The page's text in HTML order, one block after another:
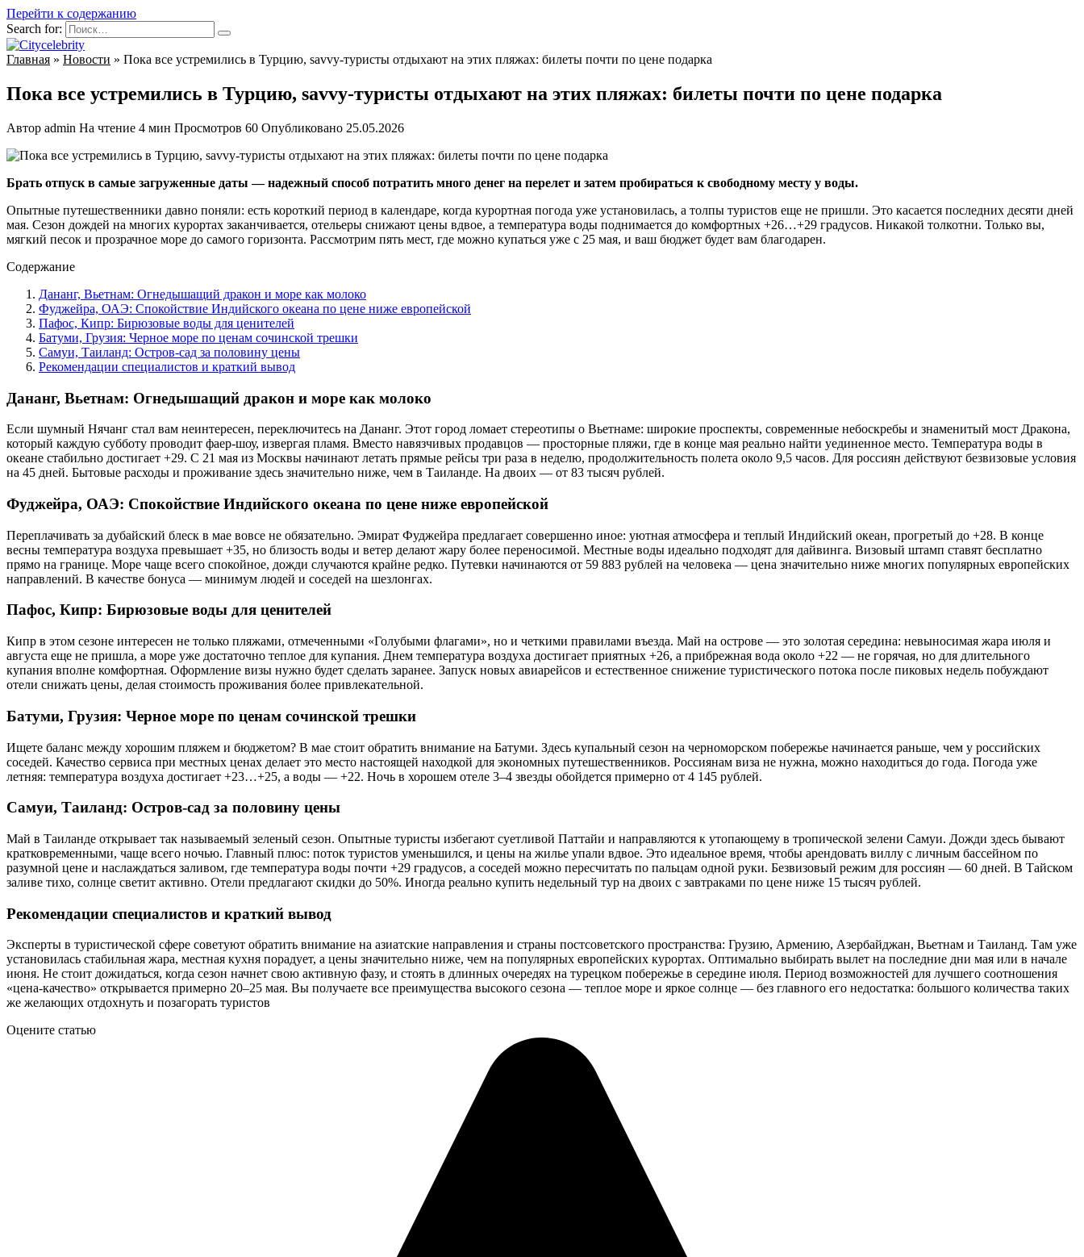
Перейти к содержанию
Search for:
Главная » Новости » Пока все устремились в Турцию, savvy-туристы отдыхают на этих пляжах: билеты почти по цене подарка
Пока все устремились в Турцию, savvy-туристы отдыхают на этих пляжах: билеты почти по цене подарка
Автор admin На чтение 4 мин Просмотров 60 Опубликовано 25.05.2026
Брать отпуск в самые загруженные даты — надежный способ потратить много денег на перелет и затем пробираться к свободному месту у воды.
Опытные путешественники давно поняли: есть короткий период в календаре, когда курортная погода уже установилась, а толпы туристов еще не пришли. Это касается последних десяти дней
мая. Сезон дождей на многих курортах заканчивается, отельеры снижают цены вдвое, а температура воды поднимается до комфортных +26…+29 градусов. Никакой толкотни. Только вы,
мягкий песок и прозрачное море до самого горизонта. Рассмотрим пять мест, где можно купаться уже с 25 мая, и ваш бюджет будет вам благодарен.
Содержание
Дананг, Вьетнам: Огнедышащий дракон и море как молоко
Фуджейра, ОАЭ: Спокойствие Индийского океана по цене ниже европейской
Пафос, Кипр: Бирюзовые воды для ценителей
Батуми, Грузия: Черное море по ценам сочинской трешки
Самуи, Таиланд: Остров-сад за половину цены
Рекомендации специалистов и краткий вывод
Дананг, Вьетнам: Огнедышащий дракон и море как молоко
Если шумный Нячанг стал вам неинтересен, переключитесь на Дананг. Этот город ломает стереотипы о Вьетнаме: широкие проспекты, современные небоскребы и знаменитый мост Дракона,
который каждую субботу проводит фаер-шоу, извергая пламя. Вместо навязчивых продавцов — просторные пляжи, где в конце мая реально найти уединенное место. Температура воды в
океане стабильно достигает +29. С 21 мая из Москвы начинают летать прямые рейсы три раза в неделю, продолжительность полета около 9,5 часов. Для россиян действуют безвизовые условия
на 45 дней. Бытовые расходы и проживание здесь значительно ниже, чем в Таиланде. На двоих — от 83 тысяч рублей.
Фуджейра, ОАЭ: Спокойствие Индийского океана по цене ниже европейской
Переплачивать за дубайский блеск в мае вовсе не обязательно. Эмират Фуджейра предлагает совершенно иное: уютная атмосфера и теплый Индийский океан, прогретый до +28. В конце
весны температура воздуха превышает +35, но близость воды и ветер делают жару более переносимой. Местные воды идеально подходят для дайвинга. Визовый штамп ставят бесплатно
прямо на границе. Море чаще всего спокойное, дожди случаются крайне редко. Путевки начинаются от 59 883 рублей на человека — цена значительно ниже многих популярных европейских
направлений. В качестве бонуса — минимум людей и соседей на шезлонгах.
Пафос, Кипр: Бирюзовые воды для ценителей
Кипр в этом сезоне интересен не только пляжами, отмеченными «Голубыми флагами», но и четкими правилами въезда. Май на острове — это золотая середина: невыносимая жара июля и
августа еще не пришла, а море уже достаточно теплое для купания. Днем температура воздуха достигает приятных +26, а прибрежная вода около +22 — не горячая, но для длительного
купания вполне комфортная. Оформление визы нужно будет сделать заранее. Запуск новых авиарейсов и естественное снижение туристического потока после пиковых недель побуждают
отели снижать цены, делая стоимость проживания более привлекательной.
Батуми, Грузия: Черное море по ценам сочинской трешки
Ищете баланс между хорошим пляжем и бюджетом? В мае стоит обратить внимание на Батуми. Здесь купальный сезон на черноморском побережье начинается раньше, чем у российских
соседей. Качество сервиса при местных ценах делает это место настоящей находкой для экономных путешественников. Россиянам виза не нужна, можно находиться до года. Погода уже
летняя: температура воздуха достигает +23…+25, а воды — +22. Ночь в хорошем отеле 3–4 звезды обойдется примерно от 4 145 рублей.
Самуи, Таиланд: Остров-сад за половину цены
Май в Таиланде открывает так называемый зеленый сезон. Опытные туристы избегают суетливой Паттайи и направляются к утопающему в тропической зелени Самуи. Дожди здесь бывают
кратковременными, чаще всего ночью. Главный плюс: поток туристов уменьшился, и цены на жилье упали вдвое. Это идеальное время, чтобы арендовать виллу с личным бассейном по
разумной цене и наслаждаться заливом, где температура воды почти +29 градусов, а соседей можно пересчитать по пальцам одной руки. Безвизовый режим для россиян — 60 дней. В Тайском
заливе тихо, солнце светит активно. Отели предлагают скидки до 50%. Иногда реально купить недельный тур на двоих с завтраками по цене ниже 15 тысяч рублей.
Рекомендации специалистов и краткий вывод
Эксперты в туристической сфере советуют обратить внимание на азиатские направления и страны постсоветского пространства: Грузию, Армению, Азербайджан, Вьетнам и Таиланд. Там уже
установилась стабильная жара, местная кухня порадует, а цены значительно ниже, чем на популярных европейских курортах. Оптимально выбирать вылет на последние дни мая или в начале
июня. Не стоит дожидаться, когда сезон начнет свою активную фазу, и стоять в длинных очередях на турецком побережье в середине июля. Период возможностей для лучшего соотношения
«цена-качество» открывается примерно 20–25 мая. Вы получаете все преимущества высокого сезона — теплое море и яркое солнце — без главного его недостатка: большого количества таких
же желающих отдохнуть и позагорать туристов
Оцените статью